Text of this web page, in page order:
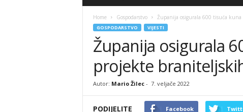
Home Gospodarstvo Županija osigurala 600 tisuća
GOSPODARSTVO VIJESTI
Županija osigurala
projekte
Autor: Mario Žilec- 7. veljače 2022
PODIJELITE Facebook